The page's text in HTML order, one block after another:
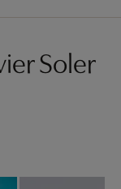
Soler